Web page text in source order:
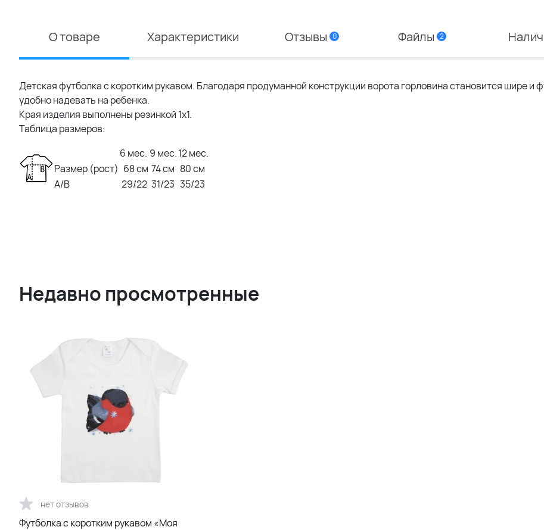
О товаре Характеристики Отзывы 0 Файлы 2
Детская футболка с коротким рукавом. Благодаря продуманной конструкции ворота горловина становится шире и
удобно надевать на ребенка.
Края изделия выполнены резинкой 1х1.
Таблица размеров:
6 мес. 9 мес.12 мес.
Размер (рост) 68 см 74 см 80 см
A/B
29/22 31/23 35/23
Недавно просмотренные
нет отзывов
Футболка с коротким рукавом «Моя